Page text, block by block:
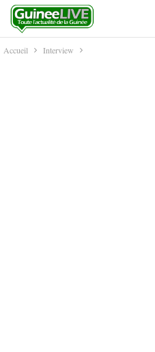
Accueil Interview